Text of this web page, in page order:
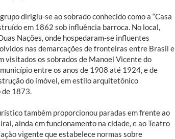
dirigiu-se ao sobrado conhecido como a “Casa
em 1862 sob influência barroca. No local,
Nações, onde hospedaram-se influentes
nas demarcações de fronteiras entre Brasil e
visitados os sobrados de Manoel Vicente do
entre os anos de 1908 até 1924, e de
do imóvel, em estilo arquitetônico
1873.
também proporcionou paradas em frente ao
ainda em funcionamento na cidade, e ao Teatro
vigente que estabelece normas sobre